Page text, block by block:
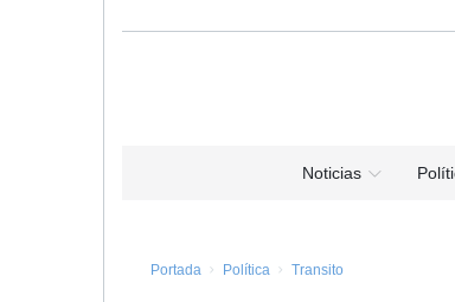
Noticias
Portada Política Transito